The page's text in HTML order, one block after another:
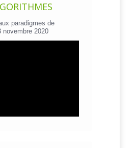
paradigmes de
novembre 2020